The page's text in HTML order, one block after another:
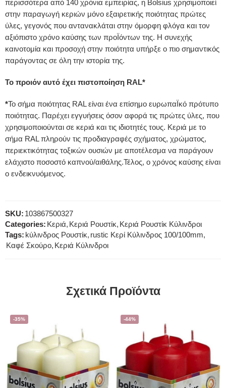
περισσότερα από 140 χρόνια εμπειρίας, η Bolsius χρησιμοποιεί
στην παραγωγή κεριών μόνο εξαιρετικής ποιότητας πρώτες
ύλες, γεγονός που αντανακλάται στην όμορφη φλόγα και τον
αξιόπιστο χρόνο καύσης των προΪόντων της. Η συνεχής
καινοτομία και προσοχή στην ποιότητα υπήρξε ο πιο σημαντικός
παράγοντας σε όλη την ιστορία της.
Το προιόν αυτό έχει πιστοποίηση RAL*
*Το σήμα ποιότητας RAL είναι ένα επίσημο ευρωπαΪκό πρότυπο
ποιότητας. Παρέχει εγγυήσεις όσον αφορά τις πρώτες ύλες, που
χρησιμοποιούνται σε κεριά και τις ιδιοτητές τους. Κεριά με το
σήμα RAL πληρούν τις προδιαγραφές σχήματος, χρώματος,
περιεκτικότητας τοξικών ουσιών με αποτέλεσμα να παράγουν
ελάχιστο ποσοστό καπνού/αιθάλης.Τέλος, ο χρόνος καύσης είναι
ο ενδεικνυόμενος.
SKU: 103867500327
Categories: Κεριά, Κεριά Ρουστίκ, Κεριά Ρουστίκ Κύλινδροι
Tags: kύλινδρος Ρουστίκ, rustic Κερί Κύλινδρος 100/100mm,
Καφέ Σκούρο, Κεριά Κύλινδροι
Σχετικά Προϊόντα
-35% -44%